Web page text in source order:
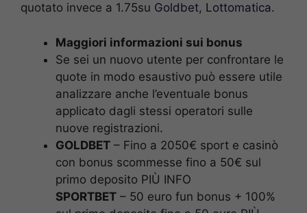
quotato invece a 1.75su Goldbet, Lottomatica.
Maggiori informazioni sui bonus
Se sei un nuovo utente per confrontare le
quote in modo esaustivo può essere utile
analizzare anche l’eventuale bonus
applicato dagli stessi operatori sulle
nuove registrazioni.
GOLDBET – Fino a 2050€ sport e casinò
con bonus scommesse fino a 50€ sul
primo deposito PIÙ INFO
SPORTBET – 50 euro fun bonus + 100%